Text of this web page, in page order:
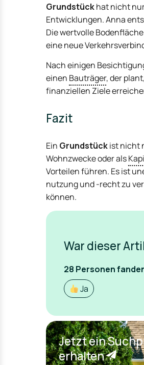
Grundstückhat nicht
Entwicklungen. Anna
Die wertvolle
eine neue
Nach einigen
einen Bauträger, der
finanziellen Ziele
Fazit
Ein Grundstückist nicht
Wohnzwecke oder als
Vorteilen führen. Es ist
nutzung und -recht zu
können.
War dieser
28 Personen
Ja
Jetzt ein
erhalten